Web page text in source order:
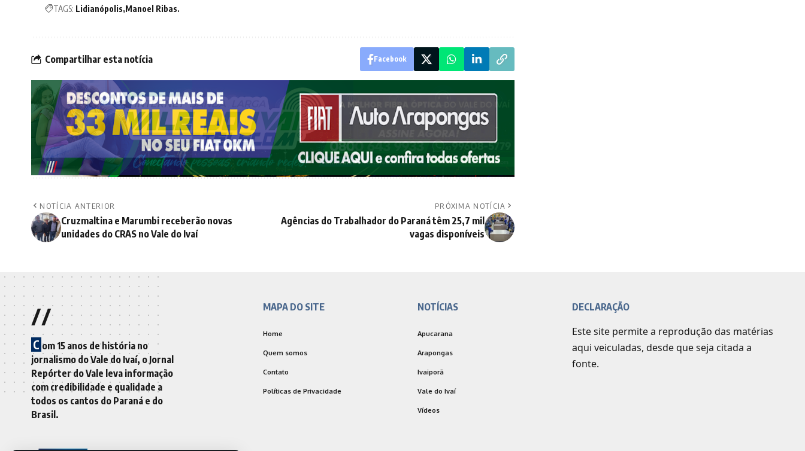
TAGS: Lidianópolis Manoel Ribas.
Compartilhar esta notícia Facebook
NOTÍCIA ANTERIOR
Cruzmaltina e Marumbi receberão novas
unidades do CRAS no Vale do Ivaí
PRÓXIMA NOTÍCIA
Agências do Trabalhador do Paraná têm 25,7 mil
vagas disponíveis
//
C om 15 anos de história no
jornalismo do Vale do Ivaí, o Jornal
Repórter do Vale leva informação
com credibilidade e qualidade a
todos os cantos do Paraná e do
Brasil.
MAPA DO SITE
Home
Quem somos
Contato
Políticas de Privacidade
NOTÍCIAS
Apucarana
Arapongas
Ivaiporã
Vale do Ivaí
Vídeos
DECLARAÇÃO
Este site permite a reprodução das matérias
aqui veiculadas, desde que seja citada a
fonte.